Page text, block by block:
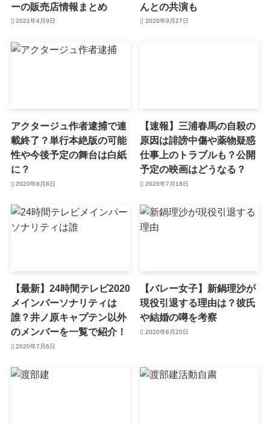
ーの販売店情報まとめ
2021年4月9日
んとの共演も
2020年9月27日
アクタージュ作者逮捕で連
載終了？単行本絶版の可能
性や今後予定の舞台は白紙
に？
2020年8月8日
【速報】三浦春馬の自殺の
原因は誹謗中傷や薬物疑惑
仕事上のトラブルも？公開
予定の映画はどうなる？
2020年7月18日
【最新】24時間テレビ2020
メインパーソナリティは
誰？井ノ原キャプテン以外
のメンバーを一覧で紹介！
2020年7月6日
【バレー女子】新鍋理沙が
現役引退する理由は？彼氏
や結婚の噂を考察
2020年6月20日